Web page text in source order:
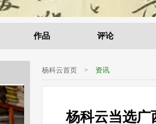
作品 评论
杨科云首页 > 资讯
杨科云当选广